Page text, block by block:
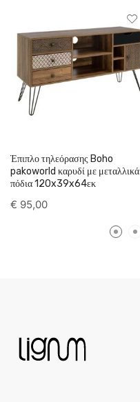
Έπιπλο τηλεόρασης Boho
pakoworld καρυδί με μεταλλικά
πόδια 120x39x64εκ
€ 95,00